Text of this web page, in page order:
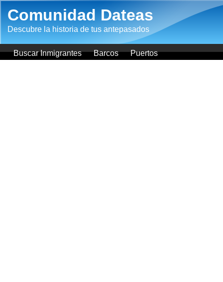
Comunidad Dateas
Descubre la historia de tus antepasados
Buscar Inmigrantes Barcos Puertos